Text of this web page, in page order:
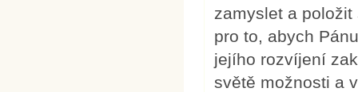
zamyslet a
pro to, abych
jejího rozvíjení
světě možnosti a